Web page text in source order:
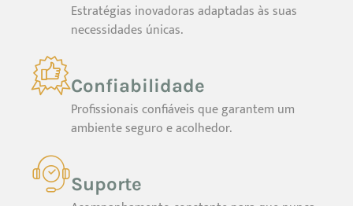
Estratégias inovadoras adaptadas às suas
necessidades únicas.
Confiabilidade
Profissionais confiáveis que garantem um
ambiente seguro e acolhedor.
Suporte